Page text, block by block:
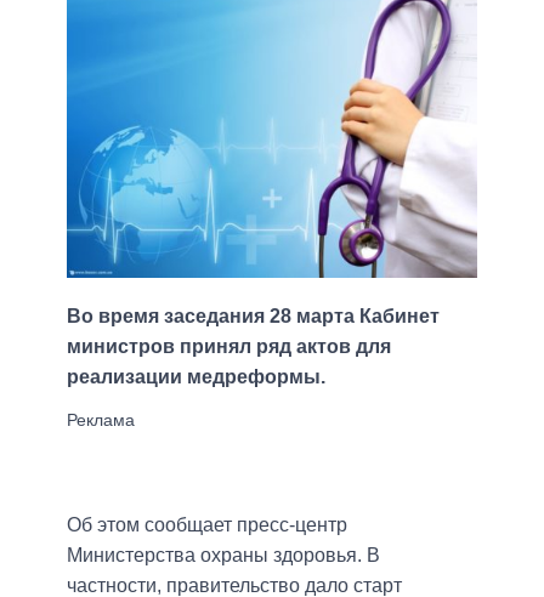
Во время заседания 28 марта Кабинет
министров принял ряд актов для
реализации медреформы.
Об этом сообщает пресс-центр
Министерства охраны здоровья. В
частности, правительство дало старт